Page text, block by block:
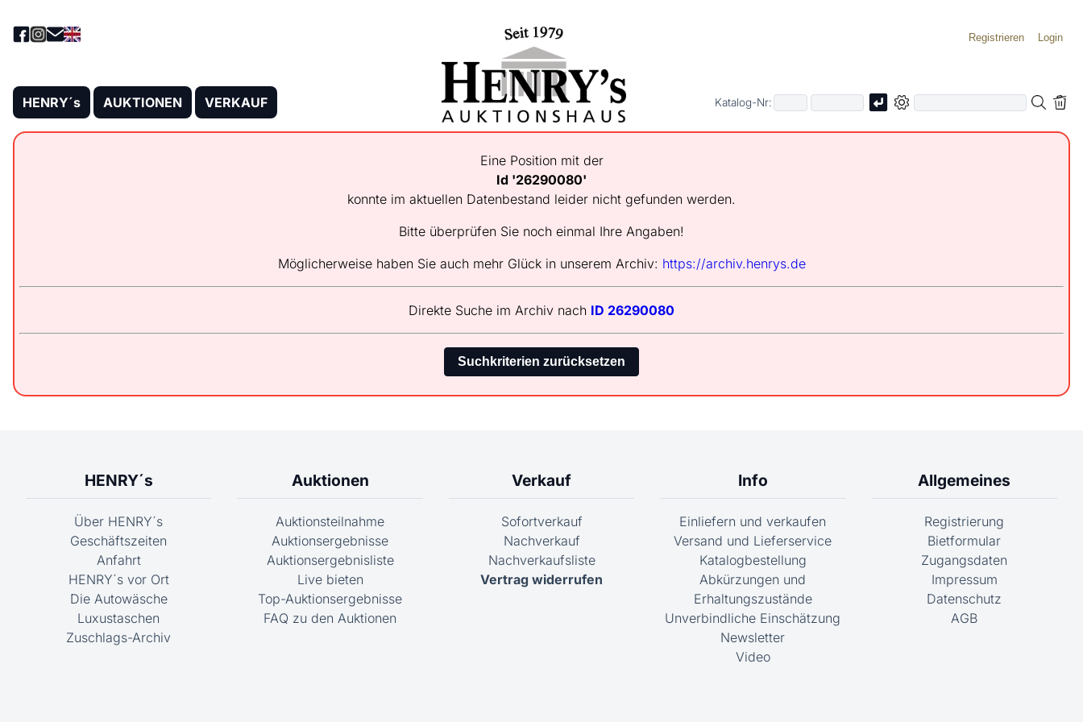
Registrieren Login
HENRY´s AUKTIONEN VERKAUF Katalog-Nr:
Eine Position mit der
Id '26290080'
konnte im aktuellen Datenbestand leider nicht gefunden werden.
Bitte überprüfen Sie noch einmal Ihre Angaben!
Möglicherweise haben Sie auch mehr Glück in unserem Archiv: https://archiv.henrys.de
Direkte Suche im Archiv nach ID 26290080
HENRY´s
Über HENRY´s
Geschäftszeiten
Anfahrt
HENRY´s vor Ort
Die Autowäsche
Luxustaschen
Zuschlags-Archiv
Auktionen
Auktionsteilnahme
Auktionsergebnisse
Auktionsergebnisliste
Live bieten
Top-Auktionsergebnisse
FAQ zu den Auktionen
Verkauf
Sofortverkauf
Nachverkauf
Nachverkaufsliste
Vertrag widerrufen
Info
Einliefern und verkaufen
Versand und Lieferservice
Katalogbestellung
Abkürzungen und
Erhaltungszustände
Unverbindliche Einschätzung
Newsletter
Video
Allgemeines
Registrierung
Bietformular
Zugangsdaten
Impressum
Datenschutz
AGB